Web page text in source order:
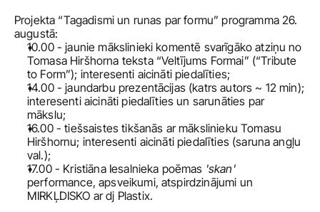
Projekta “Tagadismi un runas par formu” programma 26.
augustā:
10.00 - jaunie mākslinieki komentē svarīgāko atziņu no
Tomasa Hiršhorna teksta “Veltījums Formai” (“Tribute
to Form”); interesenti aicināti piedalīties;
14.00 - jaundarbu prezentācijas (katrs autors ~ 12 min);
interesenti aicināti piedalīties un sarunāties par
mākslu;
16.00 - tiešsaistes tikšanās ar mākslinieku Tomasu
Hiršhornu; interesenti aicināti piedalīties (saruna angļu
val.);
17.00 - Kristiāna Iesalnieka poēmas 'skan'
performance, apsveikumi, atspirdzinājumi un
MIRKĻDISKO ar dj Plastix.